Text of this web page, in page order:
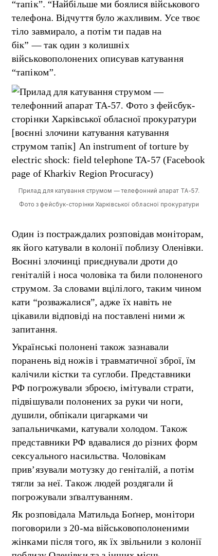
“тапік”. “Найбільше ми боялися військового
телефона. Відчуття було жахливим. Усе твоє
тіло завмирало, а потім ти падав на
бік” — так один з колишніх
військовополонених описував катування
“тапіком”.
Прилад для катування струмом — телефонний апарат ТА-57.
Фото з фейсбук-сторінки Харківської обласної прокуратури
Один із постраждалих розповідав моніторам,
як його катували в колонії поблизу Оленівки.
Воєнні злочинці приєднували дроти до
геніталій і носа чоловіка та били полоненого
струмом. За словами вцілілого, таким чином
кати “розважалися”, адже їх навіть не
цікавили відповіді на поставлені ними ж
запитання.
Українські полонені також зазнавали
поранень від ножів і травматичної зброї, їм
калічили кістки та суглоби. Представники
РФ погрожували зброєю, імітували страти,
підвішували полонених за руки чи ноги,
душили, обпікали цигарками чи
запальничками, катували холодом. Також
представники РФ вдавалися до різних форм
сексуального насильства. Чоловікам
прив’язували мотузку до геніталій, а потім
тягли за неї. Також людей роздягали й
погрожували зґвалтуванням.
Як розповідала Матильда Боґнер, монітори
поговорили з 20-ма військовополоненими
жінками після того, як їх звільнили з колонії